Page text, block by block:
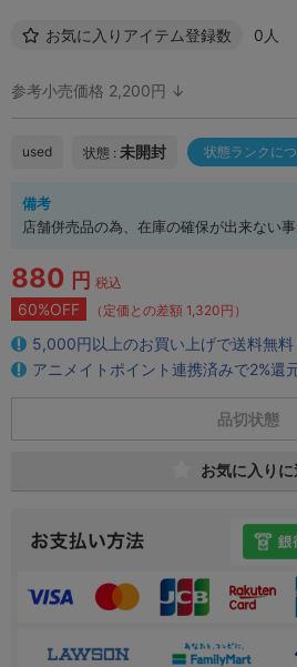
お気に入りアイテム登録数 0人
参考小売価格 2,200円 ↓
used 状態 : 未開封 状態ランクに
備考
店舗併売品の為、在庫の確保が出来ない事
880 円 税込
60%OFF （定価との差額 1,320円）
5,000円以上のお買い上げで送料無料
アニメイトポイント連携済みで2%還
品切状態
お気に入りに